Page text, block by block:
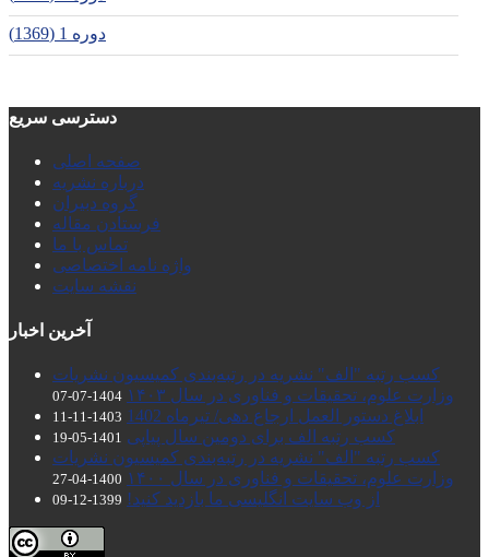
دوره 1 (1369)
دسترسی سریع
صفحه اصلی
درباره نشریه
گروه دبیران
فرستادن مقاله
تماس با ما
واژه نامه اختصاصی
نقشه سایت
آخرین اخبار
کسب رتبه "الف" نشریه در رتبه‌بندی کمیسیون نشریات
وزارت علوم، تحقیقات و فناوری در سال ۱۴۰۳
1404-07-07
ابلاغ دستور العمل ارجاع دهی/ تیرماه 1402 1403-11-11
کسب رتبه الف برای دومین سال پیاپی 1401-05-19
کسب رتبه "الف" نشریه در رتبه‌بندی کمیسیون نشریات
وزارت علوم، تحقیقات و فناوری در سال ۱۴۰۰
1400-04-27
از وب سایت انگلیسی ما بازدید کنید! 1399-12-09